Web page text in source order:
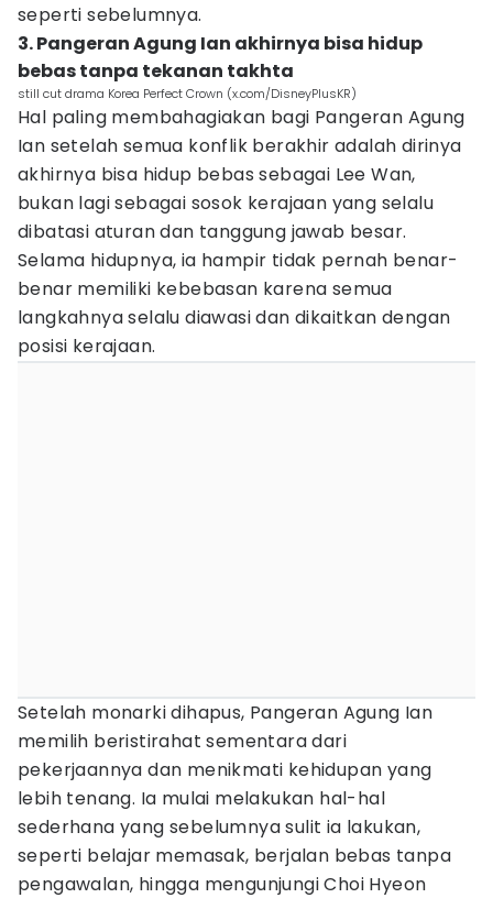
seperti sebelumnya.
3. Pangeran Agung Ian akhirnya bisa hidup
bebas tanpa tekanan takhta
still cut drama Korea Perfect Crown (x.com/DisneyPlusKR)
Hal paling membahagiakan bagi Pangeran Agung
Ian setelah semua konflik berakhir adalah dirinya
akhirnya bisa hidup bebas sebagai Lee Wan,
bukan lagi sebagai sosok kerajaan yang selalu
dibatasi aturan dan tanggung jawab besar.
Selama hidupnya, ia hampir tidak pernah benar-
benar memiliki kebebasan karena semua
langkahnya selalu diawasi dan dikaitkan dengan
posisi kerajaan.
Setelah monarki dihapus, Pangeran Agung Ian
memilih beristirahat sementara dari
pekerjaannya dan menikmati kehidupan yang
lebih tenang. Ia mulai melakukan hal-hal
sederhana yang sebelumnya sulit ia lakukan,
seperti belajar memasak, berjalan bebas tanpa
pengawalan, hingga mengunjungi Choi Hyeon